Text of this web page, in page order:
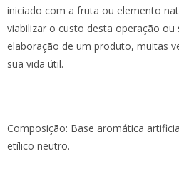
iniciado com a fruta ou elemento
viabilizar o custo desta operação
elaboração de um produto, muitas
sua vida útil.
Composição: Base aromática
etílico neutro.